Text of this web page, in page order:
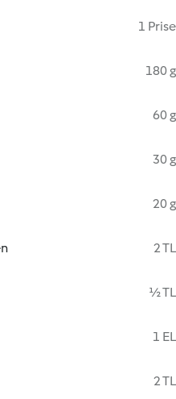
1 Prise
180 g
60 g
30 g
20 g
2 TL
½ TL
1 EL
2 TL